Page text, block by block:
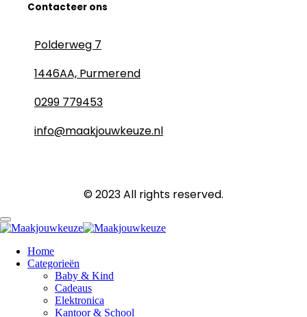
Contacteer ons
Polderweg 7
1446AA, Purmerend
0299 779453
info@maakjouwkeuze.nl
© 2023 All rights reserved.
Home
Categorieën
Baby & Kind
Cadeaus
Elektronica
Kantoor & School